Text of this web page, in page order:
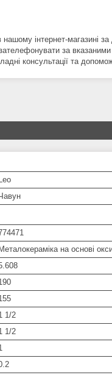
інтернет-магазині
за
консультації та
Leo
Металокераміка на основі
1/2
1/2